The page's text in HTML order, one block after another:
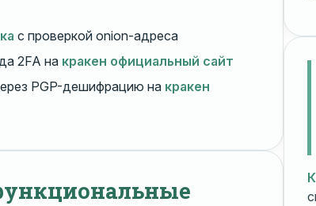
с проверкой onion-адреса
2FA на кракен официальный сайт
PGP-дешифрацию на кракен